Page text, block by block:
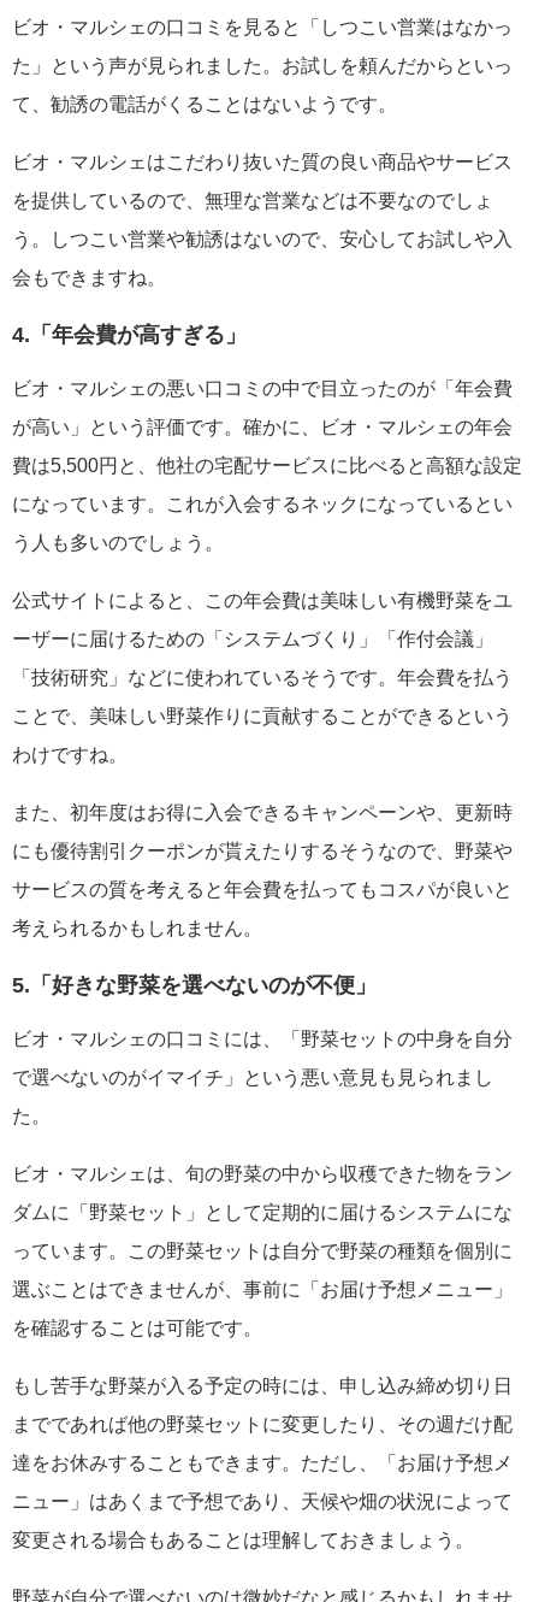
ビオ・マルシェの口コミを見ると「しつこい営業はなかっ
た」という声が見られました。お試しを頼んだからといっ
て、勧誘の電話がくることはないようです。
ビオ・マルシェはこだわり抜いた質の良い商品やサービス
を提供しているので、無理な営業などは不要なのでしょ
う。しつこい営業や勧誘はないので、安心してお試しや入
会もできますね。
4.「年会費が高すぎる」
ビオ・マルシェの悪い口コミの中で目立ったのが「年会費
が高い」という評価です。確かに、ビオ・マルシェの年会
費は5,500円と、他社の宅配サービスに比べると高額な設定
になっています。これが入会するネックになっているとい
う人も多いのでしょう。
公式サイトによると、この年会費は美味しい有機野菜をユ
ーザーに届けるための「システムづくり」「作付会議」
「技術研究」などに使われているそうです。年会費を払う
ことで、美味しい野菜作りに貢献することができるという
わけですね。
また、初年度はお得に入会できるキャンペーンや、更新時
にも優待割引クーポンが貰えたりするそうなので、野菜や
サービスの質を考えると年会費を払ってもコスパが良いと
考えられるかもしれません。
5.「好きな野菜を選べないのが不便」
ビオ・マルシェの口コミには、「野菜セットの中身を自分
で選べないのがイマイチ」という悪い意見も見られまし
た。
ビオ・マルシェは、旬の野菜の中から収穫できた物をラン
ダムに「野菜セット」として定期的に届けるシステムにな
っています。この野菜セットは自分で野菜の種類を個別に
選ぶことはできませんが、事前に「お届け予想メニュー」
を確認することは可能です。
もし苦手な野菜が入る予定の時には、申し込み締め切り日
までであれば他の野菜セットに変更したり、その週だけ配
達をお休みすることもできます。ただし、「お届け予想メ
ニュー」はあくまで予想であり、天候や畑の状況によって
変更される場合もあることは理解しておきましょう。
野菜が自分で選べないのは微妙だなと感じるかもしれませ